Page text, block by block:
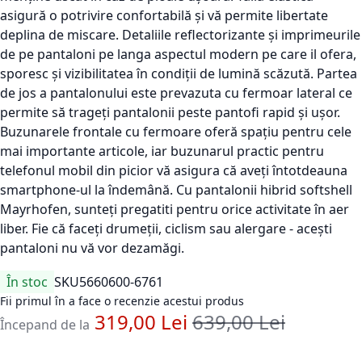
asigură o potrivire confortabilă și vă permite libertate
deplina de miscare. Detaliile reflectorizante și imprimeurile
de pe pantaloni pe langa aspectul modern pe care il ofera,
sporesc și vizibilitatea în condiții de lumină scăzută. Partea
de jos a pantalonului este prevazuta cu fermoar lateral ce
permite să trageți pantalonii peste pantofi rapid și ușor.
Buzunarele frontale cu fermoare oferă spațiu pentru cele
mai importante articole, iar buzunarul practic pentru
telefonul mobil din picior vă asigura că aveți întotdeauna
smartphone-ul la îndemână. Cu pantalonii hibrid softshell
Mayrhofen, sunteți pregatiti pentru orice activitate în aer
liber. Fie că faceți drumeții, ciclism sau alergare - acești
pantaloni nu vă vor dezamăgi.
În stoc SKU5660600-6761
Fii primul în a face o recenzie acestui produs
Începand de la 319,00 Lei Pret standard
639,00 Lei